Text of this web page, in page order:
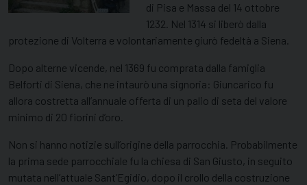
di Pisa e Massa del 14 ottobre
1232. Nel 1314 si liberò dalla
protezione di Volterra e volontariamente giurò fedeltà a Siena.
Dopo alterne vicende, nel 1369 fu comprata dalla famiglia
Belforti di Siena, che ne intaurò una signoria: Giuncarico fu
allora costretta all’annuale offerta di un palio di seta del valore
minimo di 20 fiorini d’oro.
Non si hanno notizie sull’origine della parrocchia. Probabilmente
la prima sede parrocchiale fu la chiesa di San Giusto, in seguito
mutata nell’attuale Sant’Egidio, dopo il crollo della costruzione